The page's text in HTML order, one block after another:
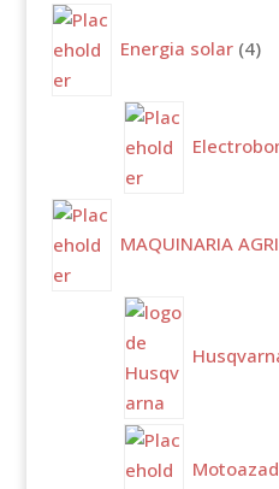
Energia solar 4
MAQUINARIA